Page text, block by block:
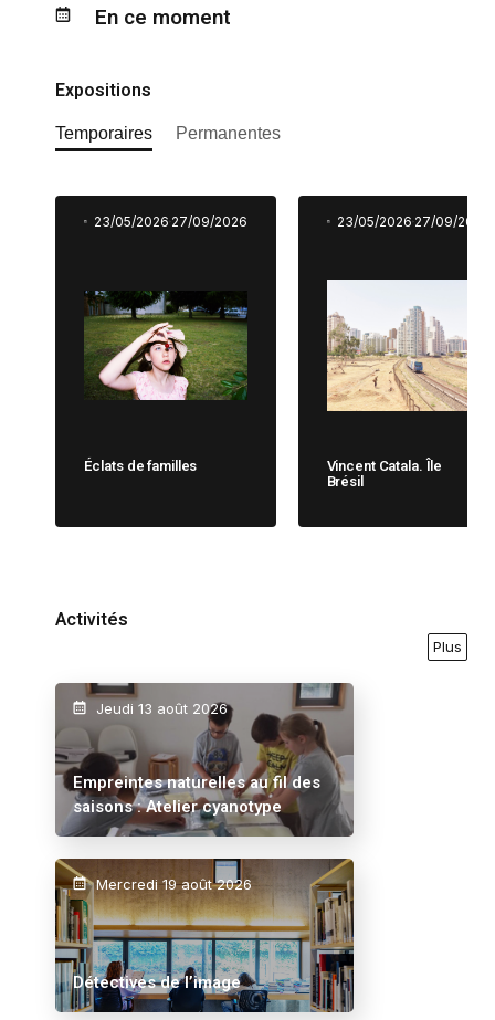
En ce moment
Expositions
Temporaires Permanentes
23/05/2026 27/09/2026
Éclats de familles
23/05/2026 27/09/2026
Vincent Catala. Île
Brésil
Activités
Plus
Jeudi 13 août 2026
Empreintes naturelles au fil des
saisons : Atelier cyanotype
Mercredi 19 août 2026
Détectives de l’image